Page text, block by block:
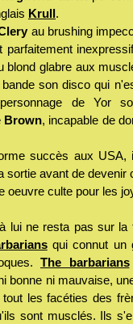
Krull.
au brushing
parfaitement
blond glabre aux
son disco qui
de Yor
Brown, incapable de
succès aux USA,
sortie avant de devenir
oeuvre culte pour les
lui ne resta pas sur la
qui connut un
The barbarians
bonne ni mauvaise,
les facéties des
sont musclés. Ils